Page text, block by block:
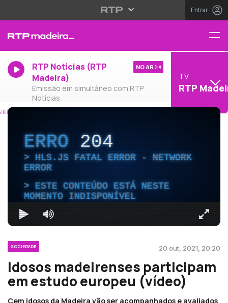
Entrar
RTP Notícias (RTP
Madeira)
Emissão em simultâneo com RTP
Notícias
NO AR
TV
RTP
ERRO204
HLS.JS FATAL ERROR - NETWORK
ERROR
ESTE CONTEÚDO ESTÁ NESTE
MOMENTO INDISPONÍVEL
SOCIEDADE 20 out, 2021, 20:20
Idosos madeirenses participam
em estudo europeu (vídeo)
Cem idosos da Madeira vão ser acompanhados e avaliados